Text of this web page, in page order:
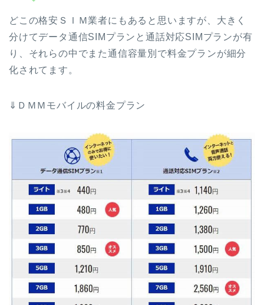
どこの格安ＳＩＭ業者にもあると思いますが、大きく
分けてデータ通信SIMプランと通話対応SIMプランが有
り、それらの中でまた通信容量別で料金プランが細分
化されてます。
⇓ＤＭＭモバイルの料金プラン